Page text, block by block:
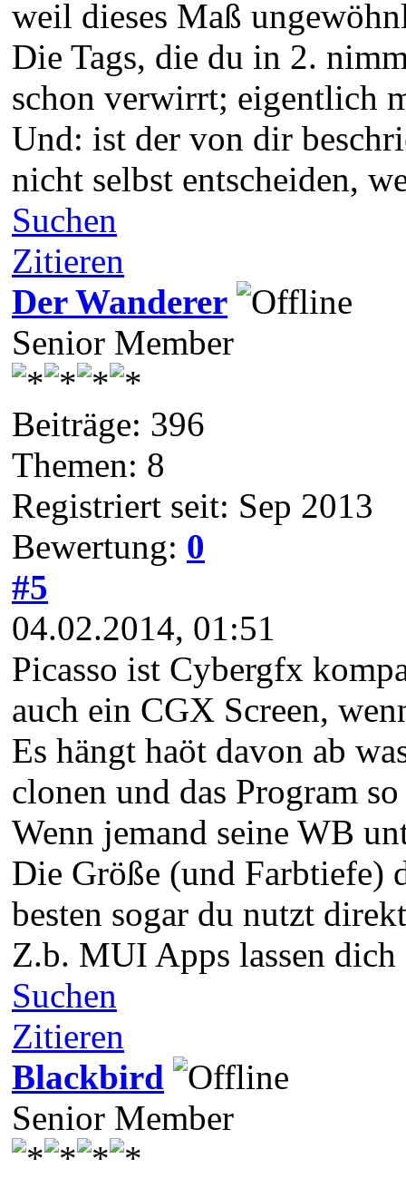
weil dieses Maß
Die Tags, die du in 2.
schon verwirrt; eigentlich
Und: ist der von dir
nicht selbst entscheiden,
Suchen
Zitieren
Der Wanderer
Senior Member
Beiträge: 396
Themen: 8
Registriert seit: Sep 2013
Bewertung: 0
#5
04.02.2014, 01:51
Picasso ist Cybergfx
auch ein CGX Screen,
Es hängt haöt davon ab
clonen und das Program
Wenn jemand seine WB
Die Größe (und Farbtiefe)
besten sogar du nutzt
Z.b. MUI Apps lassen dich
Suchen
Zitieren
Blackbird
Senior Member